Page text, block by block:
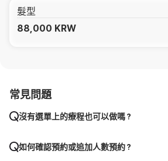
髮型
88,000 KRW
常見問題
沒有選單上的療程也可以做嗎？
如何確認預約或追加人數預約？